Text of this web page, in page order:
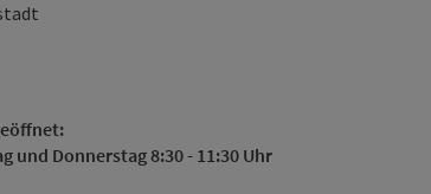
und Donnerstag 8:30 - 11:30 Uhr